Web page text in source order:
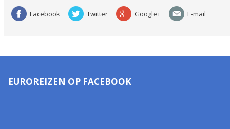
Facebook Twitter Google+ E-mail
EUROREIZEN OP FACEBOOK